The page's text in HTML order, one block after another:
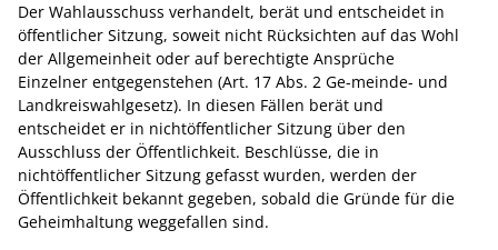
Der Wahlausschuss verhandelt, berät und entscheidet in
öffentlicher Sitzung, soweit nicht Rücksichten auf das Wohl
der Allgemeinheit oder auf berechtigte Ansprüche
Einzelner entgegenstehen (Art. 17 Abs. 2 Ge-meinde- und
Landkreiswahlgesetz). In diesen Fällen berät und
entscheidet er in nichtöffentlicher Sitzung über den
Ausschluss der Öffentlichkeit. Beschlüsse, die in
nichtöffentlicher Sitzung gefasst wurden, werden der
Öffentlichkeit bekannt gegeben, sobald die Gründe für die
Geheimhaltung weggefallen sind.